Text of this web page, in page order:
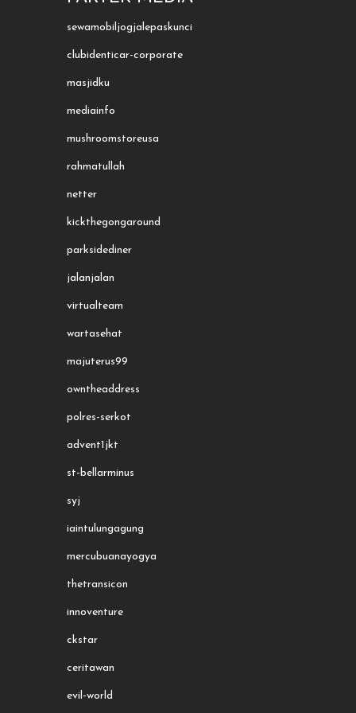
sewamobiljogjalepaskunci
clubidenticar-corporate
masjidku
mediainfo
mushroomstoreusa
rahmatullah
netter
kickthegongaround
parksidediner
jalanjalan
virtualteam
wartasehat
majuterus99
owntheaddress
polres-serkot
advent1jkt
st-bellarminus
syj
iaintulungagung
mercubuanayogya
thetransicon
innoventure
ckstar
ceritawan
evil-world